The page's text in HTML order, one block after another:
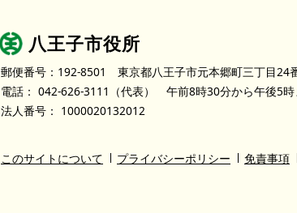
八王子市役所
郵便番号：192-8501 東京都八王子市元本郷町三丁目24
電話： 042-626-3111 （代表） 午前8時30分から午後5
法人番号： 1000020132012
このサイトについて プライバシーポリシー 免責事項